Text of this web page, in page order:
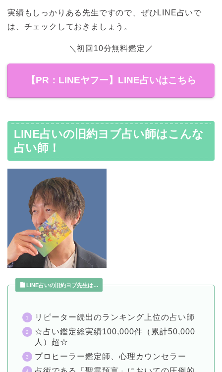
実績もしっかりある先生ですので、ぜひLINE占いで
は、チェックしておきましょう。
＼初回10分無料鑑定／
【PR：LINEヤフー】LINE占いはこちら
LINE占いの旧約ヨブ占い師はこんな
占い師！
LINE占いの旧約ヨブ先生は…
リピーター続出のランキング上位の占い師
☆占い鑑定総実績100,000件（累計50,000
人）超☆
プロヒーラー鑑定師、心理カウンセラー